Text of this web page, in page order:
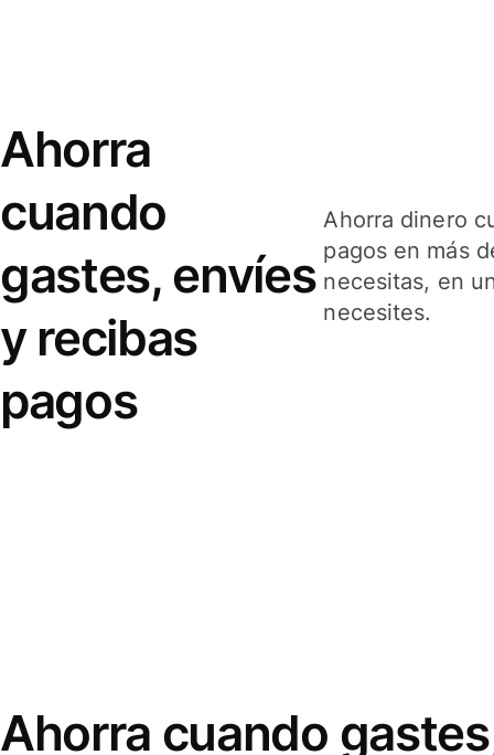
Ahorra
cuando
gastes, envíes
y recibas
pagos
Ahorra dinero
pagos en más
necesitas, en
necesites.
Ahorra cuando